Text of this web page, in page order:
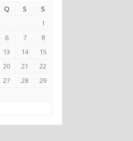
Q S S
1
6 7
8
13 14
15